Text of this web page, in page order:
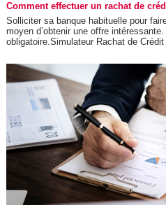
Comment effectuer un rachat de
Solliciter sa banque habituelle pour
moyen d’obtenir une offre
obligatoire.Simulateur Rachat de